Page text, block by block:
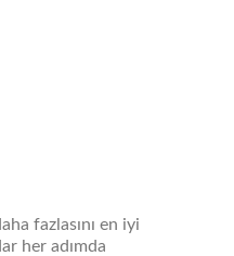
fazlasını en iyi
her adımda